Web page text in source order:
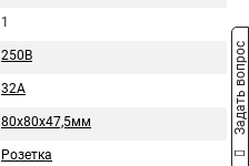
1
250В
32А
80х80х47,5мм
Розетка
Задать вопрос